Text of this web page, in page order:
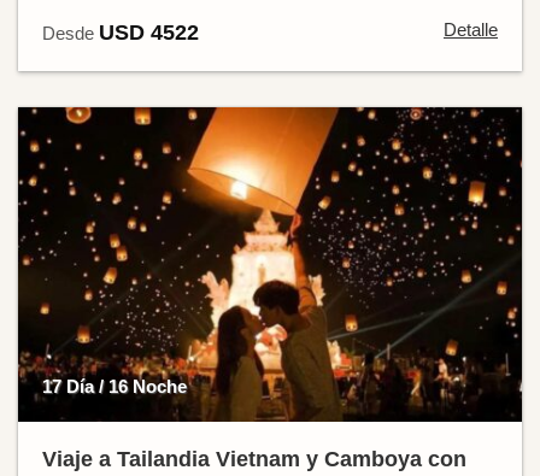
Desde USD 4522 Detalle
17 Día / 16 Noche
Viaje a Tailandia Vietnam y Camboya con